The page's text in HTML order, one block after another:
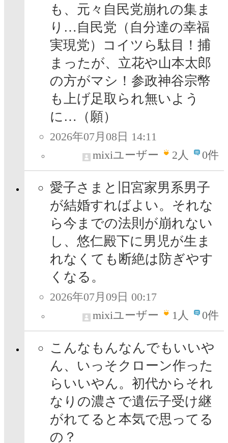
も、元々自民党崩れの集ま
り…自民党（自分達の幸福
実現党）コイツら駄目！捕
まったが、立花や山本太郎
の方がマシ！参政神谷宗幣
も上げ足取られ無いよう
に…（願）
2026年07月08日 14:11
mixiユーザー
2人 0件
愛子さまと旧宮家男系男子
が結婚すればよい。それな
ら今までの法則が崩れない
し、悠仁殿下に男児が生ま
れなくても断絶は防ぎやす
くなる。
2026年07月09日 00:17
mixiユーザー
1人 0件
こんなもんなんでもいいや
ん、いっそクローン作った
らいいやん。初代からそれ
なりの濃さで遺伝子受け継
がれてると本気で思ってる
の？